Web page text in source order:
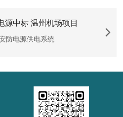
源中标 温州机场项目
防电源供电系统